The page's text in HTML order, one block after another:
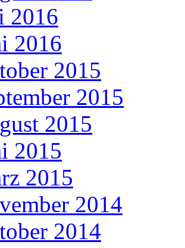
2016
2016
2015
2015
2015
2015
2015
2014
2014